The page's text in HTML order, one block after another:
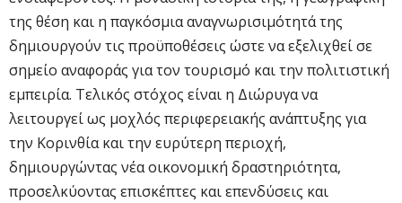
της θέση και η παγκόσμια αναγνωρισιμότητά της
δημιουργούν τις προϋποθέσεις ώστε να εξελιχθεί σε
σημείο αναφοράς για τον τουρισμό και την πολιτιστική
εμπειρία. Τελικός στόχος είναι η Διώρυγα να
λειτουργεί ως μοχλός περιφερειακής ανάπτυξης για
την Κορινθία και την ευρύτερη περιοχή,
δημιουργώντας νέα οικονομική δραστηριότητα,
προσελκύοντας επισκέπτες και επενδύσεις και